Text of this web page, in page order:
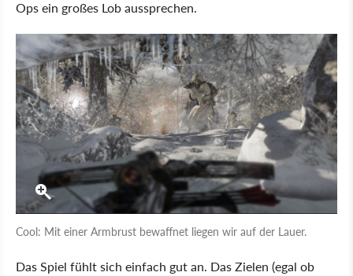
Ops ein großes Lob aussprechen.
Cool: Mit einer Armbrust bewaffnet liegen wir auf der Lauer.
Das Spiel fühlt sich einfach gut an. Das Zielen (egal ob